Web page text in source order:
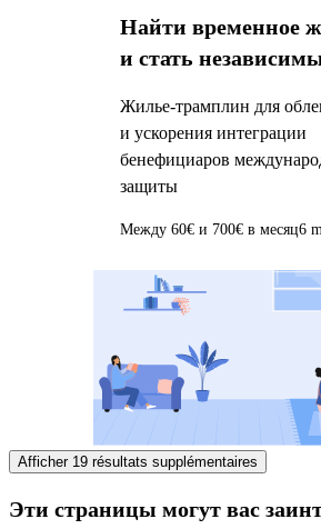
Найти временное
и стать
Жилье-трамплин для
и ускорения интеграции
бенефициаров
защиты
Между 60€ и 700€ в месяц6
Afficher 19 résultats supplémentaires
Эти страницы могут вас